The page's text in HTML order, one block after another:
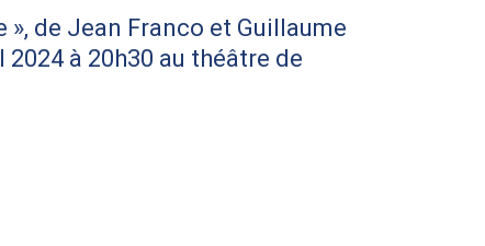
de Jean Franco et Guillaume
à 20h30 au théâtre de